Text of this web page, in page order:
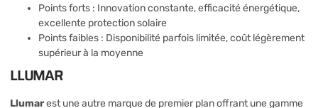
Points forts : Innovation constante, efficacité énergétique,
excellente protection solaire
Points faibles : Disponibilité parfois limitée, coût légèrement
supérieur à la moyenne
LLUMAR
Llumarest une autre marque de premier plan offrant une gamme